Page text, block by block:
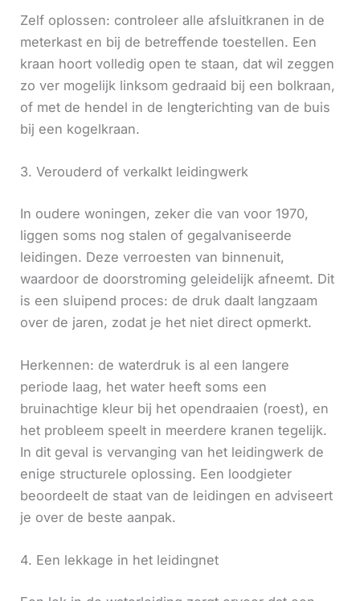
Zelf oplossen: controleer alle afsluitkranen in de
meterkast en bij de betreffende toestellen. Een
kraan hoort volledig open te staan, dat wil zeggen
zo ver mogelijk linksom gedraaid bij een bolkraan,
of met de hendel in de lengterichting van de buis
bij een kogelkraan.
3. Verouderd of verkalkt leidingwerk
In oudere woningen, zeker die van voor 1970,
liggen soms nog stalen of gegalvaniseerde
leidingen. Deze verroesten van binnenuit,
waardoor de doorstroming geleidelijk afneemt. Dit
is een sluipend proces: de druk daalt langzaam
over de jaren, zodat je het niet direct opmerkt.
Herkennen: de waterdruk is al een langere
periode laag, het water heeft soms een
bruinachtige kleur bij het opendraaien (roest), en
het probleem speelt in meerdere kranen tegelijk.
In dit geval is vervanging van het leidingwerk de
enige structurele oplossing. Een loodgieter
beoordeelt de staat van de leidingen en adviseert
je over de beste aanpak.
4. Een lekkage in het leidingnet